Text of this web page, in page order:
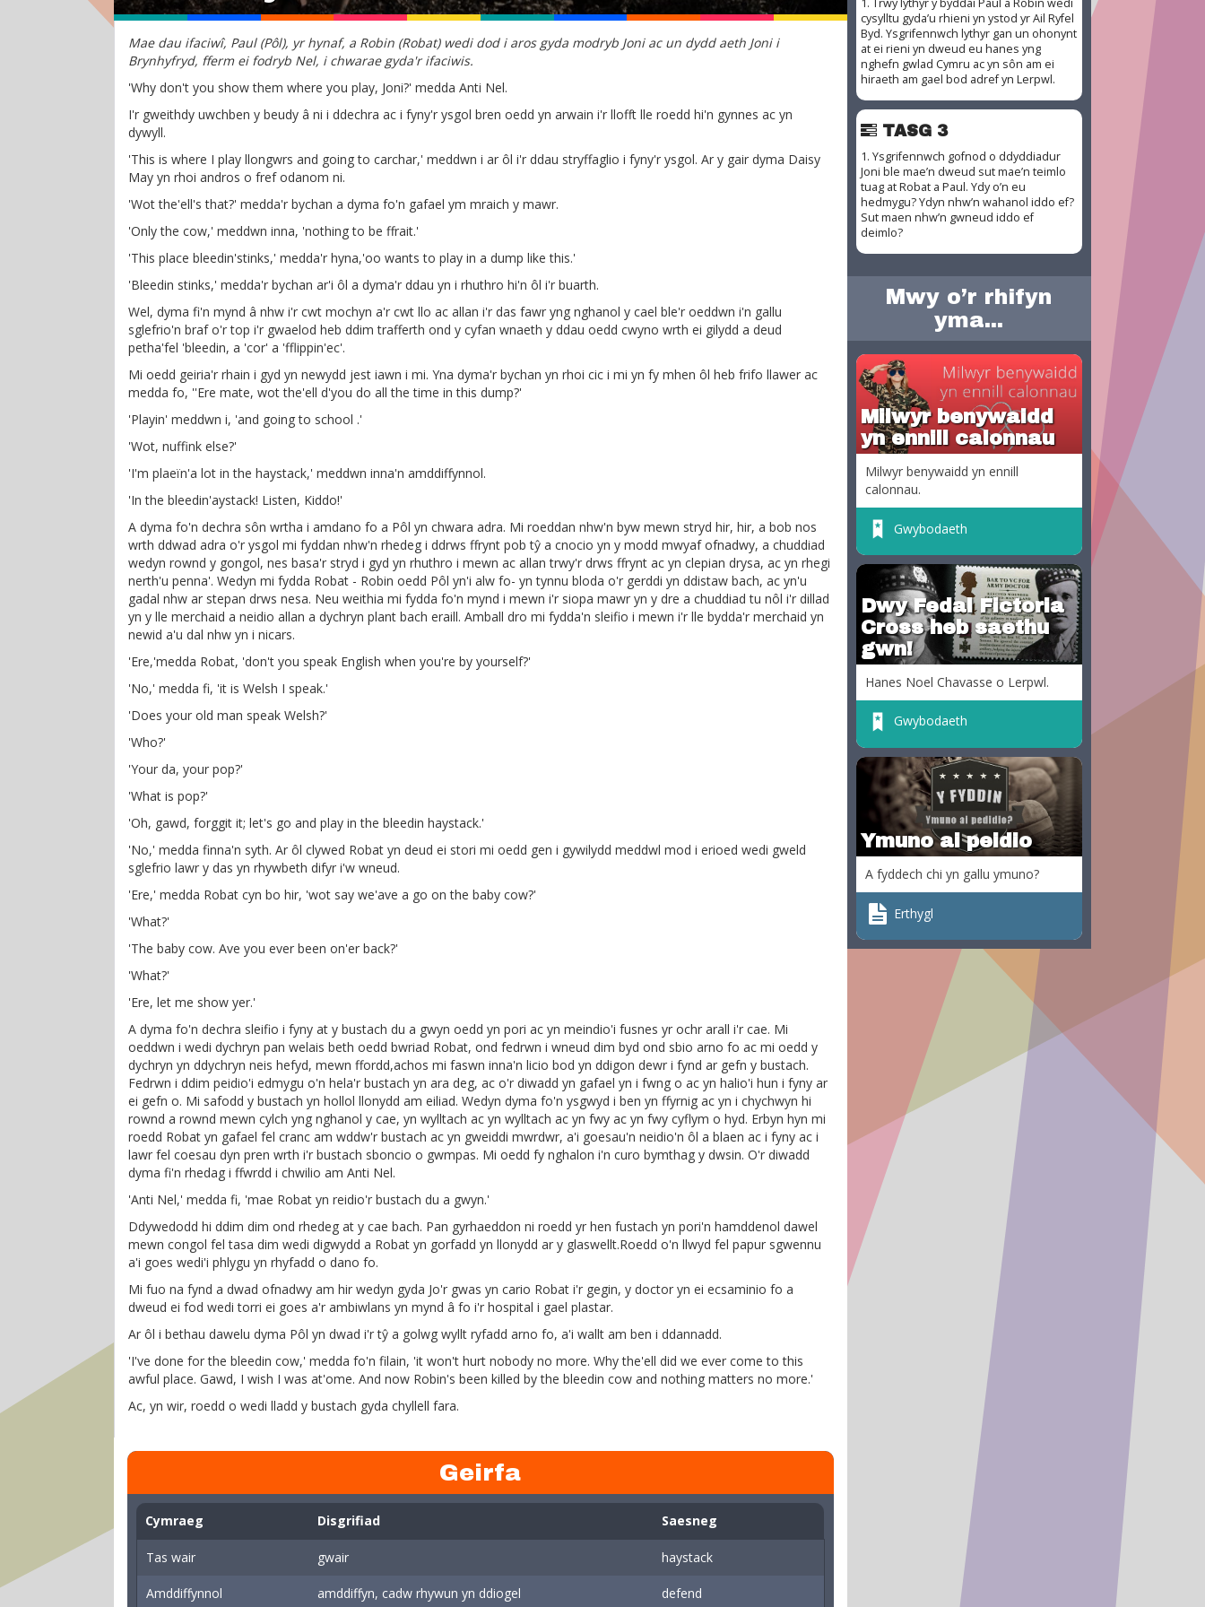
Mae dau ifaciwî, Paul (Pôl), yr hynaf, a Robin (Robat) wedi dod i aros gyda modryb Joni ac un dydd aeth Joni i
Brynhyfryd, fferm ei fodryb Nel, i chwarae gyda'r ifaciwis.
'Why don't you show them where you play, Joni?' medda Anti Nel.
I'r gweithdy uwchben y beudy â ni i ddechra ac i fyny'r ysgol bren oedd yn arwain i'r llofft lle roedd hi'n gynnes ac yn
dywyll.
'This is where I play llongwrs and going to carchar,' meddwn i ar ôl i'r ddau stryffaglio i fyny'r ysgol. Ar y gair dyma Daisy
May yn rhoi andros o fref odanom ni.
'Wot the'ell's that?' medda'r bychan a dyma fo'n gafael ym mraich y mawr.
'Only the cow,' meddwn inna, 'nothing to be ffrait.'
'This place bleedin'stinks,' medda'r hyna,'oo wants to play in a dump like this.'
'Bleedin stinks,' medda'r bychan ar'i ôl a dyma'r ddau yn i rhuthro hi'n ôl i'r buarth.
Wel, dyma fi'n mynd â nhw i'r cwt mochyn a'r cwt llo ac allan i'r das fawr yng nghanol y cael ble'r oeddwn i'n gallu
sglefrio'n braf o'r top i'r gwaelod heb ddim trafferth ond y cyfan wnaeth y ddau oedd cwyno wrth ei gilydd a deud
petha'fel 'bleedin, a 'cor' a 'fflippin'ec'.
Mi oedd geiria'r rhain i gyd yn newydd jest iawn i mi. Yna dyma'r bychan yn rhoi cic i mi yn fy mhen ôl heb frifo llawer ac
medda fo, ''Ere mate, wot the'ell d'you do all the time in this dump?'
'Playin' meddwn i, 'and going to school .'
'Wot, nuffink else?'
'I'm plaeïn'a lot in the haystack,' meddwn inna'n amddiffynnol.
'In the bleedin'aystack! Listen, Kiddo!'
A dyma fo'n dechra sôn wrtha i amdano fo a Pôl yn chwara adra. Mi roeddan nhw'n byw mewn stryd hir, hir, a bob nos
wrth ddwad adra o'r ysgol mi fyddan nhw'n rhedeg i ddrws ffrynt pob tŷ a cnocio yn y modd mwyaf ofnadwy, a chuddiad
wedyn rownd y gongol, nes basa'r stryd i gyd yn rhuthro i mewn ac allan trwy'r drws ffrynt ac yn clepian drysa, ac yn rhegi
nerth'u penna'. Wedyn mi fydda Robat - Robin oedd Pôl yn'i alw fo- yn tynnu bloda o'r gerddi yn ddistaw bach, ac yn'u
gadal nhw ar stepan drws nesa. Neu weithia mi fydda fo'n mynd i mewn i'r siopa mawr yn y dre a chuddiad tu nôl i'r dillad
yn y lle merchaid a neidio allan a dychryn plant bach eraill. Amball dro mi fydda'n sleifio i mewn i'r lle bydda'r merchaid yn
newid a'u dal nhw yn i nicars.
'Ere,'medda Robat, 'don't you speak English when you're by yourself?'
'No,' medda fi, 'it is Welsh I speak.'
'Does your old man speak Welsh?'
'Who?'
'Your da, your pop?'
'What is pop?'
'Oh, gawd, forggit it; let's go and play in the bleedin haystack.'
'No,' medda finna'n syth. Ar ôl clywed Robat yn deud ei stori mi oedd gen i gywilydd meddwl mod i erioed wedi gweld
sglefrio lawr y das yn rhywbeth difyr i'w wneud.
'Ere,' medda Robat cyn bo hir, 'wot say we'ave a go on the baby cow?'
'What?'
'The baby cow. Ave you ever been on'er back?'
'What?'
'Ere, let me show yer.'
A dyma fo'n dechra sleifio i fyny at y bustach du a gwyn oedd yn pori ac yn meindio'i fusnes yr ochr arall i'r cae. Mi
oeddwn i wedi dychryn pan welais beth oedd bwriad Robat, ond fedrwn i wneud dim byd ond sbio arno fo ac mi oedd y
dychryn yn ddychryn neis hefyd, mewn ffordd,achos mi faswn inna'n licio bod yn ddigon dewr i fynd ar gefn y bustach.
Fedrwn i ddim peidio'i edmygu o'n hela'r bustach yn ara deg, ac o'r diwadd yn gafael yn i fwng o ac yn halio'i hun i fyny ar
ei gefn o. Mi safodd y bustach yn hollol llonydd am eiliad. Wedyn dyma fo'n ysgwyd i ben yn ffyrnig ac yn i chychwyn hi
rownd a rownd mewn cylch yng nghanol y cae, yn wylltach ac yn wylltach ac yn fwy ac yn fwy cyflym o hyd. Erbyn hyn mi
roedd Robat yn gafael fel cranc am wddw'r bustach ac yn gweiddi mwrdwr, a'i goesau'n neidio'n ôl a blaen ac i fyny ac i
lawr fel coesau dyn pren wrth i'r bustach sboncio o gwmpas. Mi oedd fy nghalon i'n curo bymthag y dwsin. O'r diwadd
dyma fi'n rhedag i ffwrdd i chwilio am Anti Nel.
'Anti Nel,' medda fi, 'mae Robat yn reidio'r bustach du a gwyn.'
Ddywedodd hi ddim dim ond rhedeg at y cae bach. Pan gyrhaeddon ni roedd yr hen fustach yn pori'n hamddenol dawel
mewn congol fel tasa dim wedi digwydd a Robat yn gorfadd yn llonydd ar y glaswellt.Roedd o'n llwyd fel papur sgwennu
a'i goes wedi'i phlygu yn rhyfadd o dano fo.
Mi fuo na fynd a dwad ofnadwy am hir wedyn gyda Jo'r gwas yn cario Robat i'r gegin, y doctor yn ei ecsaminio fo a
dweud ei fod wedi torri ei goes a'r ambiwlans yn mynd â fo i'r hospital i gael plastar.
Ar ôl i bethau dawelu dyma Pôl yn dwad i'r tŷ a golwg wyllt ryfadd arno fo, a'i wallt am ben i ddannadd.
'I've done for the bleedin cow,' medda fo'n filain, 'it won't hurt nobody no more. Why the'ell did we ever come to this
awful place. Gawd, I wish I was at'ome. And now Robin's been killed by the bleedin cow and nothing matters no more.'
Ac, yn wir, roedd o wedi lladd y bustach gyda chyllell fara.
Geirfa
Cymraeg Disgrifiad Saesneg
Tas wair gwair haystack
Amddiffynnol amddiffyn, cadw rhywun yn ddiogel defend
1. Trwy lythyr y byddai Paul a Robin wedi
cysylltu gyda’u rhieni yn ystod yr Ail Ryfel
Byd. Ysgrifennwch lythyr gan un ohonynt
at ei rieni yn dweud eu hanes yng
nghefn gwlad Cymru ac yn sôn am ei
hiraeth am gael bod adref yn Lerpwl.
TASG 3
1. Ysgrifennwch gofnod o ddyddiadur
Joni ble mae’n dweud sut mae’n teimlo
tuag at Robat a Paul. Ydy o’n eu
hedmygu? Ydyn nhw’n wahanol iddo ef?
Sut maen nhw’n gwneud iddo ef
deimlo?
Mwy o’r rhifyn
yma...
Milwyr benywaidd
yn ennill calonnau
Milwyr benywaidd yn ennill
calonnau.
Gwybodaeth
Dwy Fedal Fictoria
Cross heb saethu
gwn!
Hanes Noel Chavasse o Lerpwl.
Gwybodaeth
Ymuno ai peidio
A fyddech chi yn gallu ymuno?
Erthygl